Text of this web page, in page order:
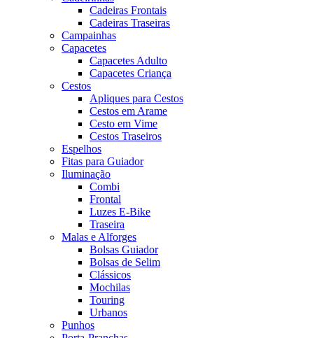
Cadeiras Frontais
Cadeiras Traseiras
Campainhas
Capacetes
Capacetes Adulto
Capacetes Criança
Cestos
Apliques para Cestos
Cestos em Arame
Cesto em Vime
Cestos Traseiros
Espelhos
Fitas para Guiador
Iluminação
Combi
Frontal
Luzes E-Bike
Traseira
Malas e Alforges
Bolsas Guiador
Bolsas de Selim
Clássicos
Mochilas
Touring
Urbanos
Punhos